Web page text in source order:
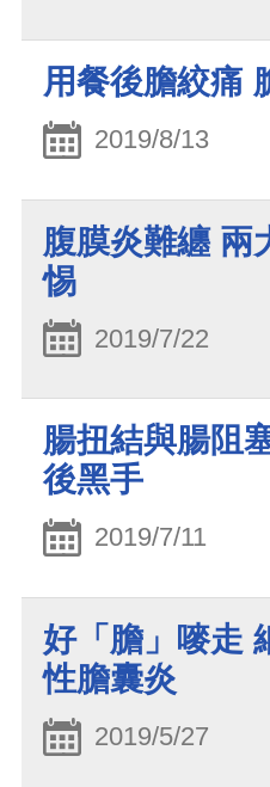
用餐後膽絞痛
2019/8/13
腹膜炎難纏 兩
惕
2019/7/22
腸扭結與腸阻
後黑手
2019/7/11
好「膽」嘜走
性膽囊炎
2019/5/27